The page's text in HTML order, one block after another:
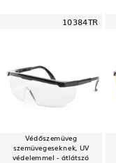
10384TR
Védőszemüveg
szemüvegeseknek, UV
védelemmel - átlátszó